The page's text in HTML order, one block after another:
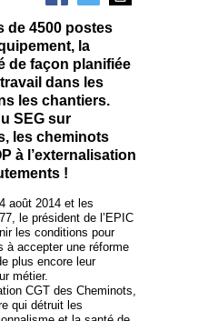
de 4500 postes
la
de façon planifiée
dans les
les chantiers.
SEG sur
les cheminots
à l’externalisation
!
août 2014 et les
le président de l’EPIC
les conditions pour
à accepter une réforme
plus encore leur
métier.
CGT des Cheminots,
qui détruit les